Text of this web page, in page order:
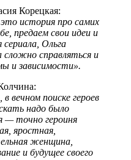
Корецкая:
история про самих
предаем свои идеи и
сериала, Ольга
сложно справляться и
и зависимости».
вечном поиске героев
надо было
— точно героиня
яростная,
женщина,
и будущее своего